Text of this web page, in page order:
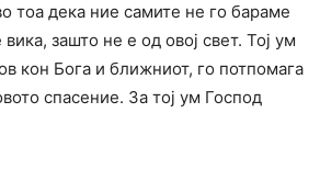
тоа дека ние самите не го бараме
вика, зашто не е од овој свет. Тој ум
кон Бога и ближниот, го потпомага
спасение. За тој ум Господ